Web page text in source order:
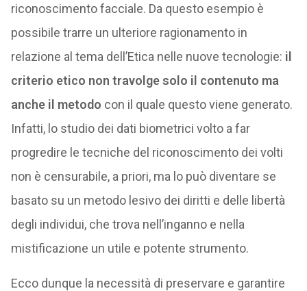
riconoscimento facciale. Da questo esempio è
possibile trarre un ulteriore ragionamento in
relazione al tema dell’Etica nelle nuove tecnologie: il
criterio etico non travolge solo il contenuto ma
anche il metodo con il quale questo viene generato.
Infatti, lo studio dei dati biometrici volto a far
progredire le tecniche del riconoscimento dei volti
non è censurabile, a priori, ma lo può diventare se
basato su un metodo lesivo dei diritti e delle libertà
degli individui, che trova nell’inganno e nella
mistificazione un utile e potente strumento.
Ecco dunque la necessità di preservare e garantire